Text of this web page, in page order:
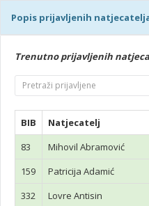
Popis prijavljenih
Trenutno prijavljenih
BIB Natjecatelj
83
Mihovil Abramović
159
Patricija Adamić
332
Lovre Antisin